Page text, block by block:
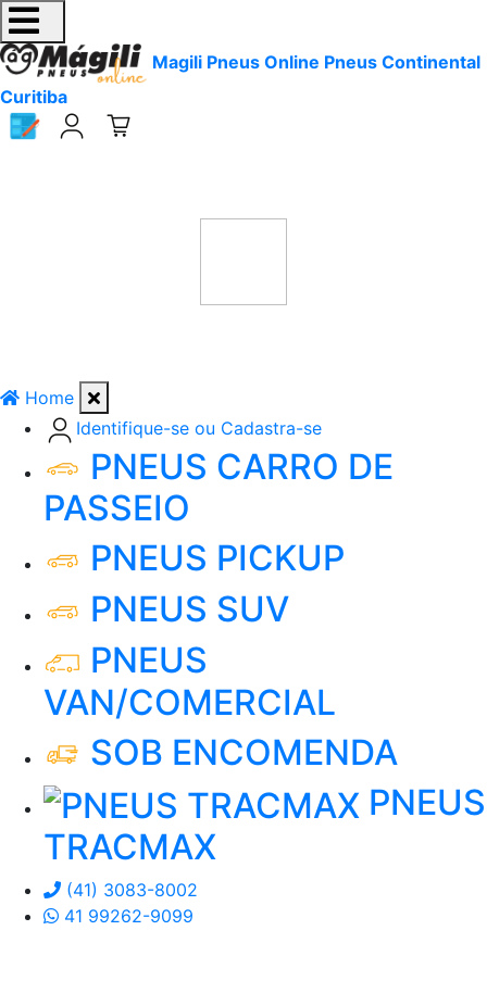
Magili Pneus Online Pneus Continental
Curitiba
Home
Identifique-se ou Cadastra-se
PNEUS CARRO DE
PASSEIO
PNEUS PICKUP
PNEUS SUV
PNEUS
VAN/COMERCIAL
SOB ENCOMENDA
PNEUS
TRACMAX
(41) 3083-8002
41 99262-9099